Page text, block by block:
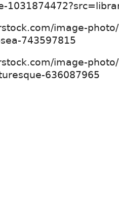
image-
743597815
image-
636087965